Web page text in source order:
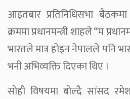
आइतबार प्रतिनिधिसभा बैठकमा
क्रममा प्रधानमन्त्री शाहले “म
भारतले मात्र होइन नेपालले पनि
भनी अभिव्यक्ति दिएका थिए ।
सोही विषयमा बोल्दै सांसद